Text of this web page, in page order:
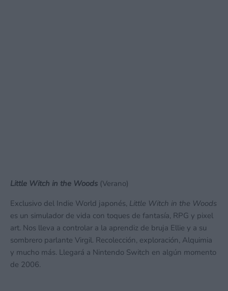
Little Witch in the Woods (Verano)
Exclusivo del Indie World japonés, Little Witch in the Woods
es un simulador de vida con toques de fantasía, RPG y pixel
art. Nos lleva a controlar a la aprendiz de bruja Ellie y a su
sombrero parlante Virgil. Recolección, exploración, Alquimia
y mucho más. Llegará a Nintendo Switch en algún momento
de 2006.